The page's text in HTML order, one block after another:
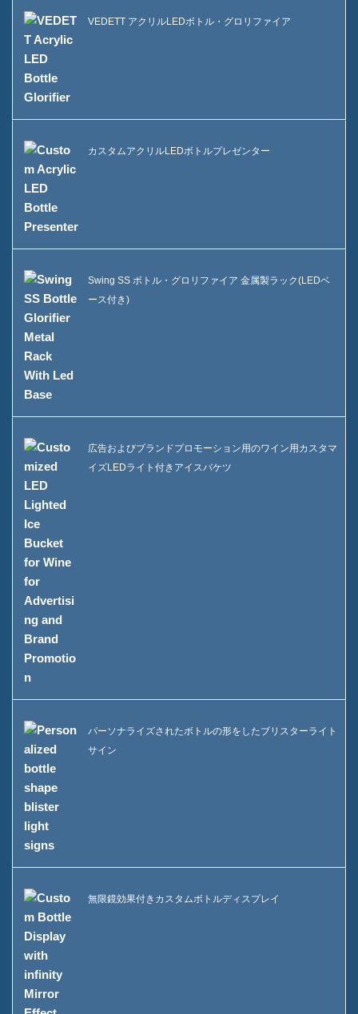
VEDETT アクリルLEDボトル・グロリファイア
カスタムアクリルLEDボトルプレゼンター
Swing SS ボトル・グロリファイア 金属製ラック(LEDベ
ース付き)
広告およびブランドプロモーション用のワイン用カスタマ
イズLEDライト付きアイスバケツ
パーソナライズされたボトルの形をしたブリスターライト
サイン
無限鏡効果付きカスタムボトルディスプレイ